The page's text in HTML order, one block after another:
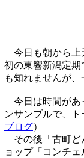
今日も朝から上
初の東響新潟定
も知れませんが
今日は時間があ
ンサンブルで、
ブログ）
その後「古町ど
ョップ「コンチ